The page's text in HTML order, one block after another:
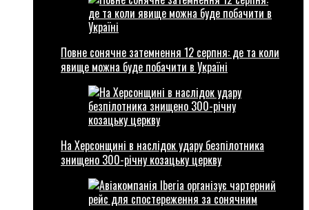
Повне сонячне затемнення 12 серпня: де та коли
явище можна буде побачити в Україні
На Херсонщині в наслідок удару безпілотника
знищено 300-річну козацьку церкву